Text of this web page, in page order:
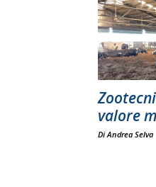
valore
Di Andrea Selva